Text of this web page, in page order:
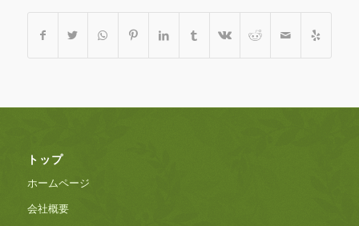
トップ
ホームページ
会社概要